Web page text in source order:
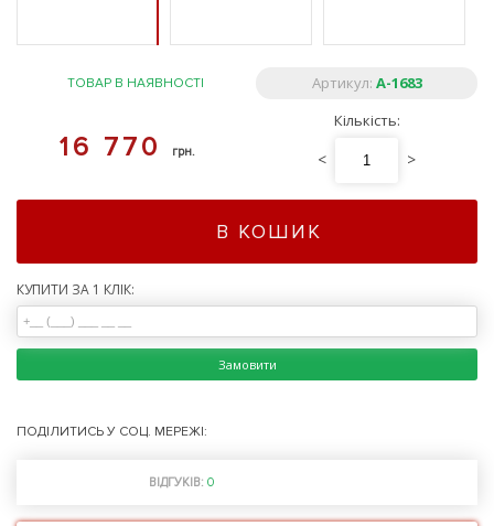
ТОВАР В НАЯВНОСТІ Артикул: A-1683
16 770 грн.
Кількість:
< >
В КОШИК
КУПИТИ ЗА 1 КЛІК:
Замовити
ПОДІЛИТИСЬ У СОЦ. МЕРЕЖІ:
ВІДГУКІВ: 0